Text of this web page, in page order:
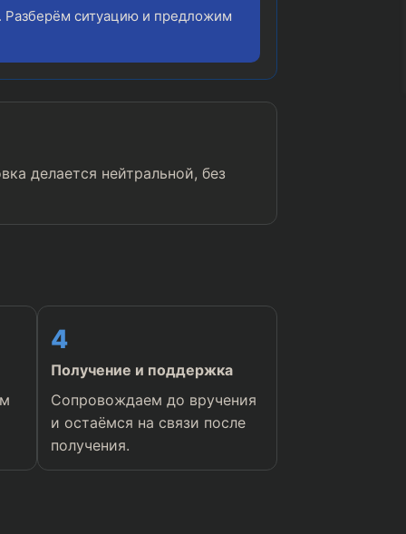
Разберём ситуацию и предложим
делается нейтральной, без
4
Получение и поддержка
Сопровождаем до вручения
и остаёмся на связи после
получения.